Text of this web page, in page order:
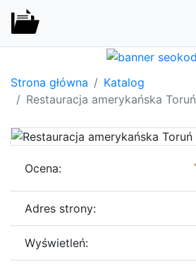
Strona główna
Katalog
Restauracja amerykańska Toruń
Ocena:
Adres strony:
Wyświetleń: